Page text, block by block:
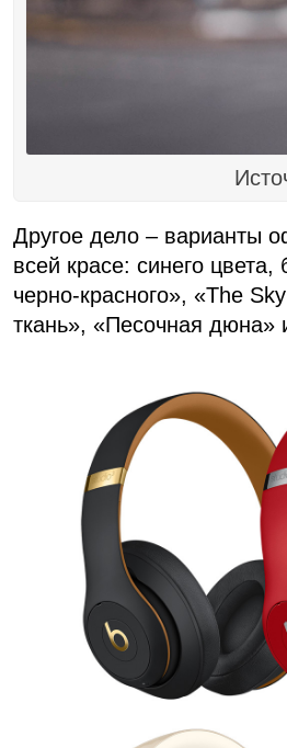
Другое дело – варианты
всей красе: синего цвета,
черно-красного», «The
ткань», «Песочная дюна»